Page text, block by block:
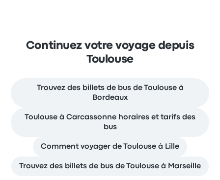
Continuez votre voyage depuis
Toulouse
Trouvez des billets de bus de Toulouse à
Bordeaux
Toulouse à Carcassonne horaires et tarifs des
bus
Comment voyager de Toulouse à Lille
Trouvez des billets de bus de Toulouse à Marseille